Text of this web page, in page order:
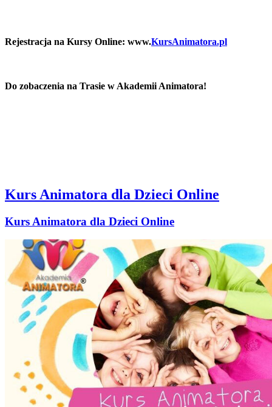
Rejestracja na Kursy Online: www.KursAnimatora.pl
Do zobaczenia na Trasie w Akademii Animatora!
Kurs Animatora dla Dzieci Online
Kurs Animatora dla Dzieci Online